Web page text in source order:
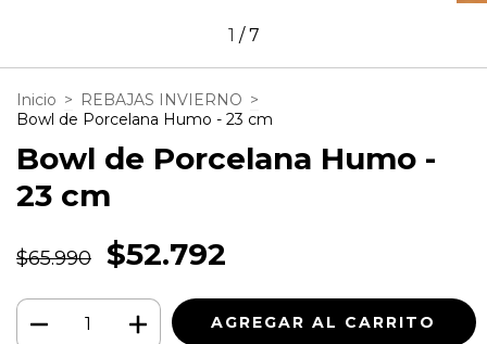
1 /7
Inicio > REBAJAS INVIERNO >
Bowl de Porcelana Humo - 23 cm
Bowl de Porcelana Humo -
23 cm
$65.990 $52.792